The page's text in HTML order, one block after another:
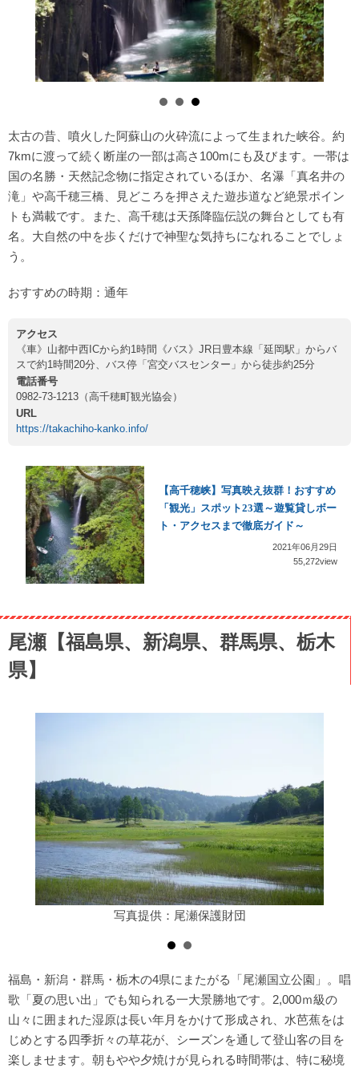
太古の昔、噴火した阿蘇山の火砕流によって生まれた峡谷。約
7kmに渡って続く断崖の一部は高さ100mにも及びます。一帯は
国の名勝・天然記念物に指定されているほか、名瀑「真名井の
滝」や高千穂三橋、見どころを押さえた遊歩道など絶景ポイン
トも満載です。また、高千穂は天孫降臨伝説の舞台としても有
名。大自然の中を歩くだけで神聖な気持ちになれることでしょ
う。
おすすめの時期：通年
アクセス
《車》山都中西ICから約1時間《バス》JR日豊本線「延岡駅」からバ
スで約1時間20分、バス停「宮交バスセンター」から徒歩約25分
電話番号
0982-73-1213（高千穂町観光協会）
URL
https://takachiho-kanko.info/
【高千穂峡】写真映え抜群！おすすめ
「観光」スポット23選～遊覧貸しボー
ト・アクセスまで徹底ガイド～
2021年06月29日
55,272view
尾瀬【福島県、新潟県、群馬県、栃木
県】
写真提供：尾瀬保護財団
福島・新潟・群馬・栃木の4県にまたがる「尾瀬国立公園」。唱
歌「夏の思い出」でも知られる一大景勝地です。2,000ｍ級の
山々に囲まれた湿原は長い年月をかけて形成され、水芭蕉をは
じめとする四季折々の草花が、シーズンを通して登山客の目を
楽しませます。朝もやや夕焼けが見られる時間帯は、特に秘境